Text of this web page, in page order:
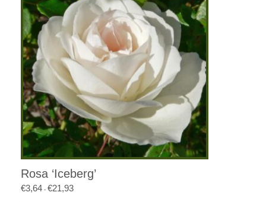
Rosa ‘Iceberg’
€3,64 - €21,93Prijsklasse: